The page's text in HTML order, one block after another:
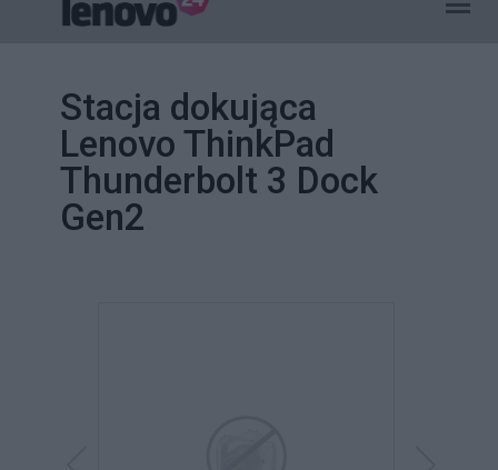
Stacja dokująca
Lenovo ThinkPad
Thunderbolt 3 Dock
Gen2